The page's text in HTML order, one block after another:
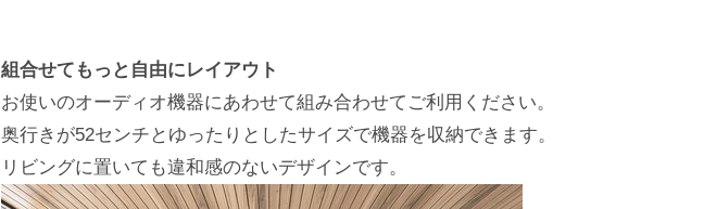
組合せてもっと自由にレイアウト
お使いのオーディオ機器にあわせて組み合わせてご利用ください。
奥行きが52センチとゆったりとしたサイズで機器を収納できます。
リビングに置いても違和感のないデザインです。